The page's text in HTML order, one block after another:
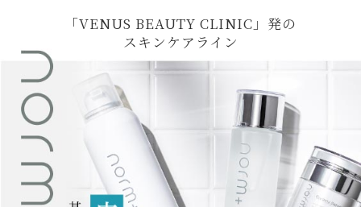
「VENUS BEAUTY CLINIC」発の
スキンケアライン